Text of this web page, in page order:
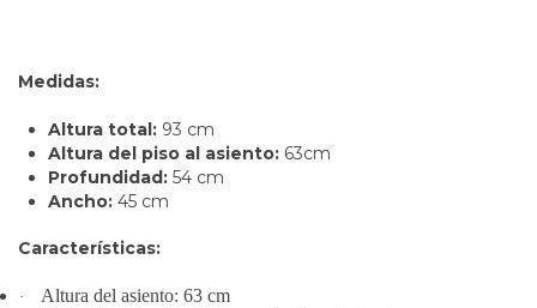
Medidas:
Altura total: 93 cm
Altura del piso al asiento: 63cm
Profundidad: 54 cm
Ancho: 45 cm
Características:
· Altura del asiento: 63 cm